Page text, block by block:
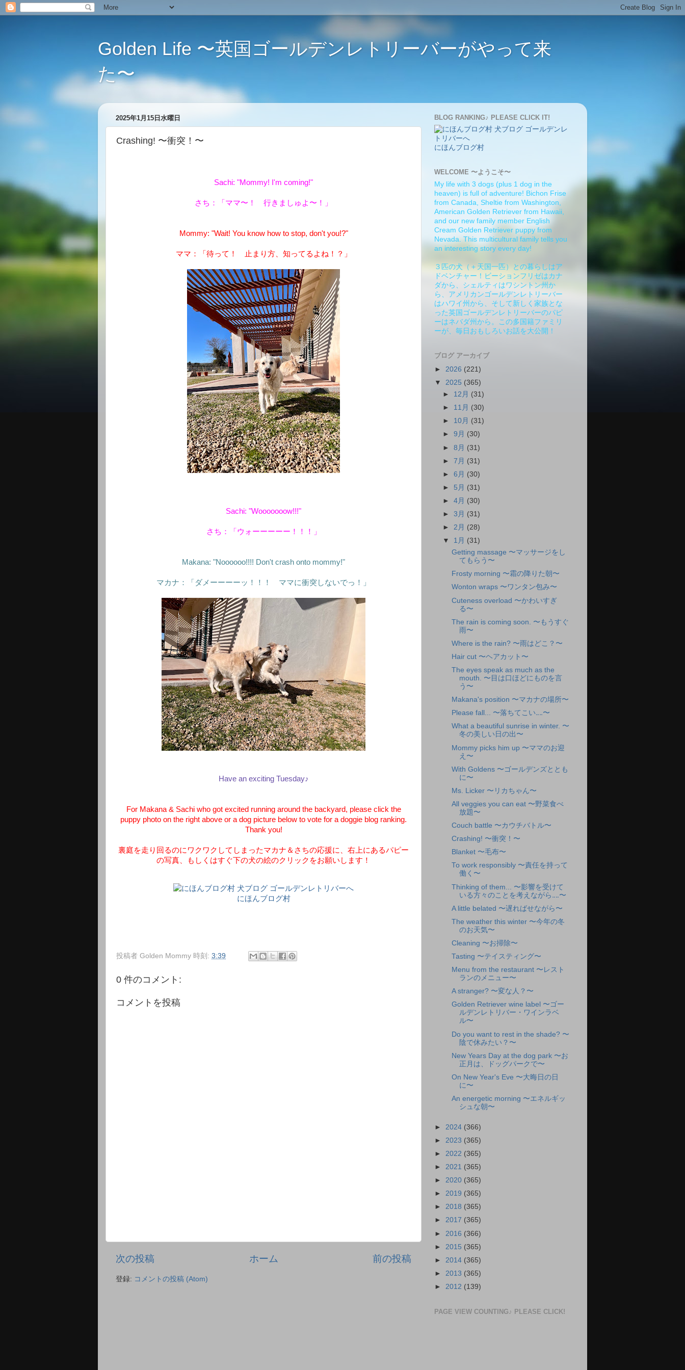
Golden Life 〜英国ゴールデンレトリーバーがやって来
た〜
2025年1月15日水曜日
Crashing! 〜衝突！〜
Sachi: "Mommy! I'm coming!"
さち：「ママ〜！ 行きましゅよ〜！」
Mommy: "Wait! You know how to stop, don't you!?"
ママ：「待って！ 止まり方、知ってるよね！？」
Sachi: "Wooooooow!!!"
さち：「ウォーーーーー！！！」
Makana: "Noooooo!!!! Don't crash onto mommy!"
マカナ：「ダメーーーーッ！！！ ママに衝突しないでっ！」
Have an exciting Tuesday♪
For Makana & Sachi who got excited running around the backyard, please click the
puppy photo on the right above or a dog picture below to vote for a doggie blog ranking.
Thank you!
裏庭を走り回るのにワクワクしてしまったマカナ＆さちの応援に、右上にあるパピー
の写真、もしくはすぐ下の犬の絵のクリックをお願いします！
にほんブログ村
投稿者 Golden Mommy 時刻: 3:39
0 件のコメント:
コメントを投稿
次の投稿 前の投稿
ホーム
登録: コメントの投稿 (Atom)
BLOG RANKING♪ PLEASE CLICK IT!
にほんブログ村
WELCOME 〜ようこそ〜
My life with 3 dogs (plus 1 dog in the
heaven) is full of adventure! Bichon Frise
from Canada, Sheltie from Washington,
American Golden Retriever from Hawaii,
and our new family member English
Cream Golden Retriever puppy from
Nevada. This multicultural family tells you
an interesting story every day!
３匹の犬（＋天国一匹）との暮らしはア
ドベンチャー！ビーションフリゼはカナ
ダから、シェルティはワシントン州か
ら、アメリカンゴールデンレトリーバー
はハワイ州から、そして新しく家族とな
った英国ゴールデンレトリーバーのパピ
ーはネバダ州から。この多国籍ファミリ
ーが、毎日おもしろいお話を大公開！
ブログ アーカイブ
► 2026 (221)
▼ 2025 (365)
► 12月 (31)
► 11月 (30)
► 10月 (31)
►9月 (30)
►8月 (31)
►7月 (31)
►6月 (30)
► 5月 (31)
►4月 (30)
►3月 (31)
►2月 (28)
▼ 1月 (31)
Getting massage 〜マッサージをし
てもらう〜
Frosty morning 〜霜の降りた朝〜
Wonton wraps 〜ワンタン包み〜
Cuteness overload 〜かわいすぎ
る〜
The rain is coming soon. 〜もうすぐ
雨〜
Where is the rain? 〜雨はどこ？〜
Hair cut 〜ヘアカット〜
The eyes speak as much as the
mouth. 〜目は口ほどにものを言
う〜
Makana's position 〜マカナの場所〜
Please fall... 〜落ちてこい‥‥〜
What a beautiful sunrise in winter. 〜
冬の美しい日の出〜
Mommy picks him up 〜ママのお迎
え〜
With Goldens 〜ゴールデンズととも
に〜
Ms. Licker 〜リカちゃん〜
All veggies you can eat 〜野菜食べ
放題〜
Couch battle 〜カウチバトル〜
Crashing! 〜衝突！〜
Blanket 〜毛布〜
To work responsibly 〜責任を持って
働く〜
Thinking of them... 〜影響を受けて
いる方々のことを考えながら‥‥〜
A little belated 〜遅ればせながら〜
The weather this winter 〜今年の冬
のお天気〜
Cleaning 〜お掃除〜
Tasting 〜テイスティング〜
Menu from the restaurant 〜レスト
ランのメニュー〜
A stranger? 〜変な人？〜
Golden Retriever wine label 〜ゴー
ルデンレトリバー・ワインラベ
ル〜
Do you want to rest in the shade? 〜
陰で休みたい？〜
New Years Day at the dog park 〜お
正月は、ドッグパークで〜
On New Year's Eve 〜大晦日の日
に〜
An energetic morning 〜エネルギッ
シュな朝〜
► 2024 (366)
► 2023 (365)
► 2022 (365)
► 2021 (365)
► 2020 (365)
► 2019 (365)
► 2018 (365)
► 2017 (365)
► 2016 (366)
► 2015 (365)
► 2014 (365)
► 2013 (365)
► 2012 (139)
PAGE VIEW COUNTING♪ PLEASE CLICK!